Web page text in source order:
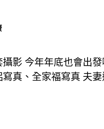
影 今年年底也會出
真、全家福寫真 夫